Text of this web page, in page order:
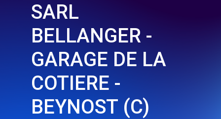
SARL
BELLANGER -
GARAGE DE LA
COTIERE -
BEYNOST (C)